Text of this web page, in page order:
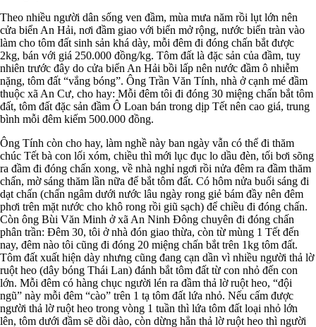
Theo nhiều người dân sống ven đầm, mùa mưa năm rồi lụt lớn nên
cửa biển An Hải, nơi đầm giao với biển mở rộng, nước biển tràn vào
làm cho tôm đất sinh sản khá dày, mỗi đêm đi đóng chấn bắt được
2kg, bán với giá 250.000 đồng/kg. Tôm đất là đặc sản của đầm, tuy
nhiên trước đây do cửa biển An Hải bồi lấp nên nước đầm ô nhiễm
nặng, tôm đất “vắng bóng”. Ông Trần Văn Tính, nhà ở cạnh mé đầm
thuộc xã An Cư, cho hay: Mỗi đêm tôi đi đóng 30 miệng chấn bắt tôm
đất, tôm đất đặc sản đầm Ô Loan bán trong dịp Tết nên cao giá, trung
bình mỗi đêm kiếm 500.000 đồng.
Ông Tính còn cho hay, làm nghề này ban ngày vẫn có thể đi thăm
chúc Tết bà con lối xóm, chiều thì mới lục đục lo dầu đèn, tối bơi sõng
ra đầm đi đóng chấn xong, về nhà nghỉ ngơi rồi nửa đêm ra đầm thăm
chấn, mờ sáng thăm lần nữa để bắt tôm đất. Có hôm nửa buổi sáng đi
dạt chấn (chấn ngâm dưới nước lâu ngày rong giẻ bám đầy nên đêm
phơi trên mặt nước cho khô rong rồi giũ sạch) để chiều đi đóng chấn.
Còn ông Bùi Văn Minh ở xã An Ninh Đông chuyên đi đóng chấn
phân trần: Đêm 30, tôi ở nhà đón giao thừa, còn từ mùng 1 Tết đến
nay, đêm nào tôi cũng đi đóng 20 miệng chấn bắt trên 1kg tôm đất.
Tôm đất xuất hiện dày nhưng cũng đang cạn dần vì nhiều người thả lờ
ruột heo (dây bóng Thái Lan) đánh bắt tôm đất từ con nhỏ đến con
lớn. Mỗi đêm có hàng chục người lén ra đầm thả lờ ruột heo, “đội
ngũ” này mỗi đêm “cào” trên 1 tạ tôm đất lứa nhỏ. Nếu cấm được
người thả lờ ruột heo trong vòng 1 tuần thì lứa tôm đất loại nhỏ lớn
lên, tôm dưới đầm sẽ dồi dào, còn dừng hẳn thả lờ ruột heo thì người